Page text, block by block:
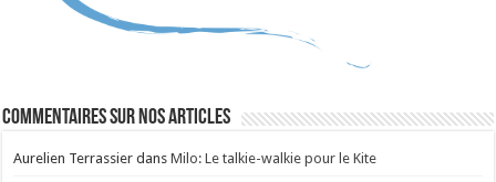
Commentaires sur nos articles
Aurelien Terrassier dansMilo: Le talkie-walkie pour le Kite